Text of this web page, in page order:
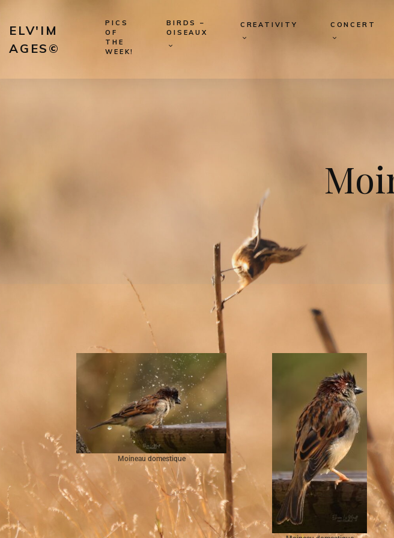
ELV'IM
AGES©
PICS
OF
THE
WEEK!
BIRDS –
OISEAUX
CREATIVITY CONCERT
Moineau domestique